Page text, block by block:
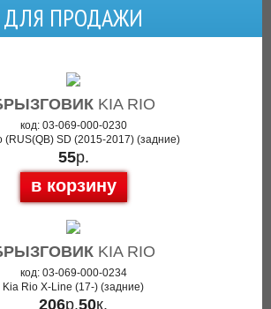
ДЛЯ ПРОДАЖИ
KIA RIO
код: 03-069-000-0230
(RUS(QB) SD (2015-2017) (задние)
55р.
в корзину
KIA RIO
код: 03-069-000-0234
Kia Rio X-Line (17-) (задние)
206р.50к.